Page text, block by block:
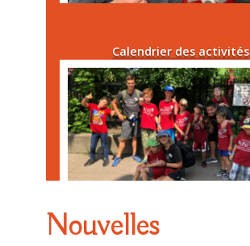
Calendrier des activités
Nouvelles